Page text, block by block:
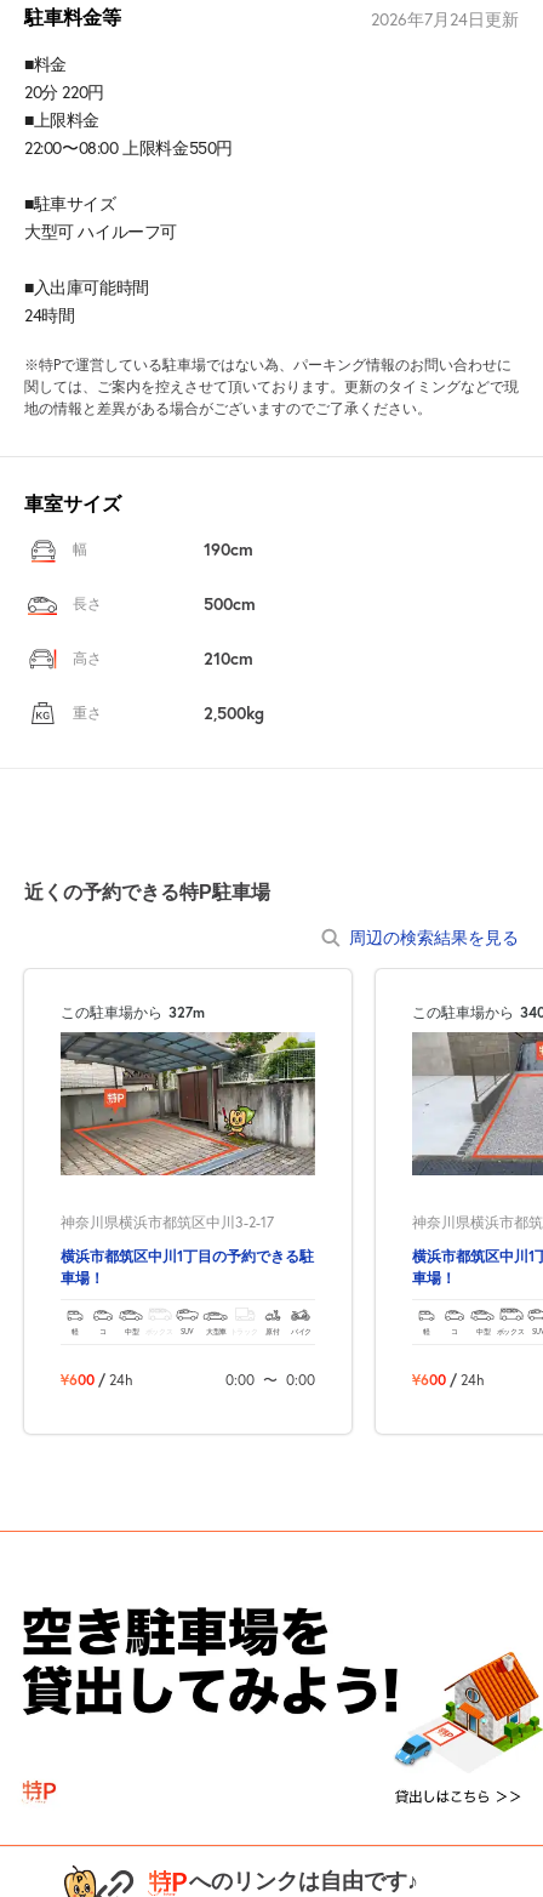
駐車料金等 2026年7月24日更新
■料金
20分 220円
■上限料金
22:00〜08:00 上限料金550円
■駐車サイズ
大型可 ハイルーフ可
■入出庫可能時間
24時間
※特Pで運営している駐車場ではない為、パーキング情報のお問い合わせに
関しては、ご案内を控えさせて頂いております。更新のタイミングなどで現
地の情報と差異がある場合がございますのでご了承ください。
車室サイズ
幅 190cm
長さ 500cm
高さ 210cm
重さ 2,500kg
近くの予約できる特P駐車場
周辺の検索結果を見る
この駐車場から 327m
神奈川県横浜市都筑区中川3-2-17
横浜市都筑区中川1丁目の予約できる駐
車場！
軽 コ 中型 ボックス SUV 大型車 トラック 原付 バイク
¥600 / 24h 0:00 〜 0:00
この駐車場から
神奈川県横浜市都
横浜市都筑区中川1
車場！
軽 コ 中型 ボックス
¥600 / 24h
へのリンクは自由です♪
で自宅の空き
貸出しませんか
売上GET！ 費用ゼロ
次へ